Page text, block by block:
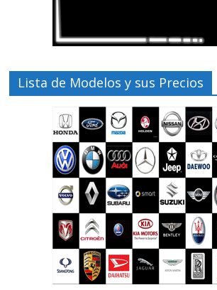
Lista de Modelos y sus Precios